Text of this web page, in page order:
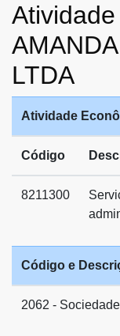
LTDA
Atividade
Código
8211300
Código e
2062 -